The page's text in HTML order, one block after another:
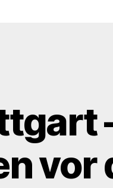
vor